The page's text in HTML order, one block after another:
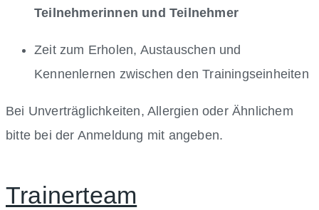
Teilnehmerinnen und Teilnehmer
Zeit zum Erholen, Austauschen und
Kennenlernen zwischen den Trainingseinheiten
Bei Unverträglichkeiten, Allergien oder Ähnlichem
bitte bei der Anmeldung mit angeben.
Trainerteam